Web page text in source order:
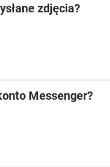
zdjęcia?
Messenger?